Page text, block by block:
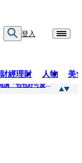
登入
財經理財 人物 美
「千億富太」現身老店買250元麻糬！ 店員讚「包包好可愛」她笑回：我自己做的